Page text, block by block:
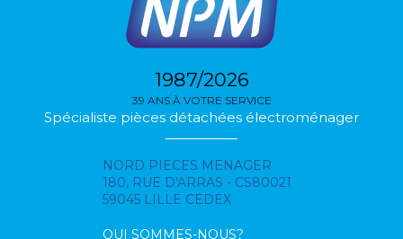
1987/2026
39 ANS À VOTRE SERVICE
Spécialiste pièces détachées électroménager
NORD PIECES MENAGER
180, RUE D'ARRAS - CS80021
59045 LILLE CEDEX
QUI SOMMES-NOUS?